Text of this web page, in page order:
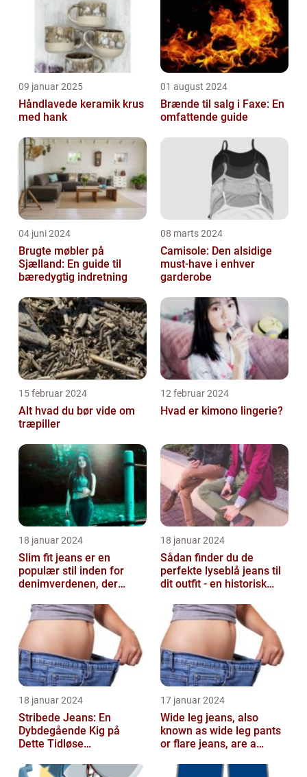
09 januar 2025
Håndlavede keramik krus
med hank
01 august 2024
Brænde til salg i Faxe: En
omfattende guide
04 juni 2024
Brugte møbler på
Sjælland: En guide til
bæredygtig indretning
08 marts 2024
Camisole: Den alsidige
must-have i enhver
garderobe
15 februar 2024
Alt hvad du bør vide om
træpiller
12 februar 2024
Hvad er kimono lingerie?
18 januar 2024
Slim fit jeans er en
populær stil inden for
denimverdenen, der
personer, der ønsk...
18 januar 2024
Sådan finder du de
perfekte lyseblå jeans til
dit outfit - en historisk
fash...
18 januar 2024
Stribede Jeans: En
Dybdegående Kig på
Dette Tidløse
17 januar 2024
Wide leg jeans, also
known as wide leg pants
or flare jeans, are a
for those ...